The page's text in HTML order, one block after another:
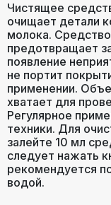
Чистящее
очищает детали
молока.
предотвращает
появление
не портит
применении.
хватает для
Регулярное
техники. Для
залейте 10 мл
следует нажать
рекомендуется
водой.